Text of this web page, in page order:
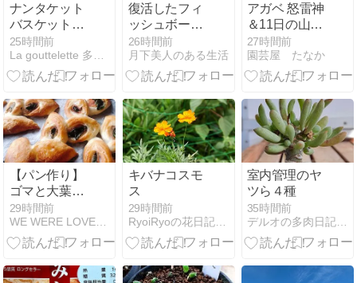
ナンタケット
バスケット用
ドッグボーン
25時間前
復活したフィ
ッシュボーン
カクタスの新
芽が伸びた
26時間前
月下美人のある生活
アガベ 怒雷神
＆11日の山の
日は営業しま
す
27時間前
園芸屋 たなか
【パン作り】
ゴマと大葉の
ベーコンエピ
29時間前
WE WERE LOVERS。
キバナコスモ
ス
29時間前
RyoiRyoの花日記*Diario de flores
室内管理のヤ
ツら４種
35時間前
デルオの多肉日記 - 楽天ブログ